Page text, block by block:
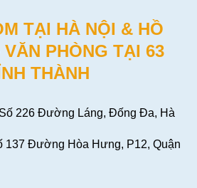
TẠI HÀ NỘI & HỒ
VĂN PHÒNG TẠI 63
THÀNH
Số 226 Đường Láng, Đống Đa, Hà
137 Đường Hòa Hưng, P12, Quận